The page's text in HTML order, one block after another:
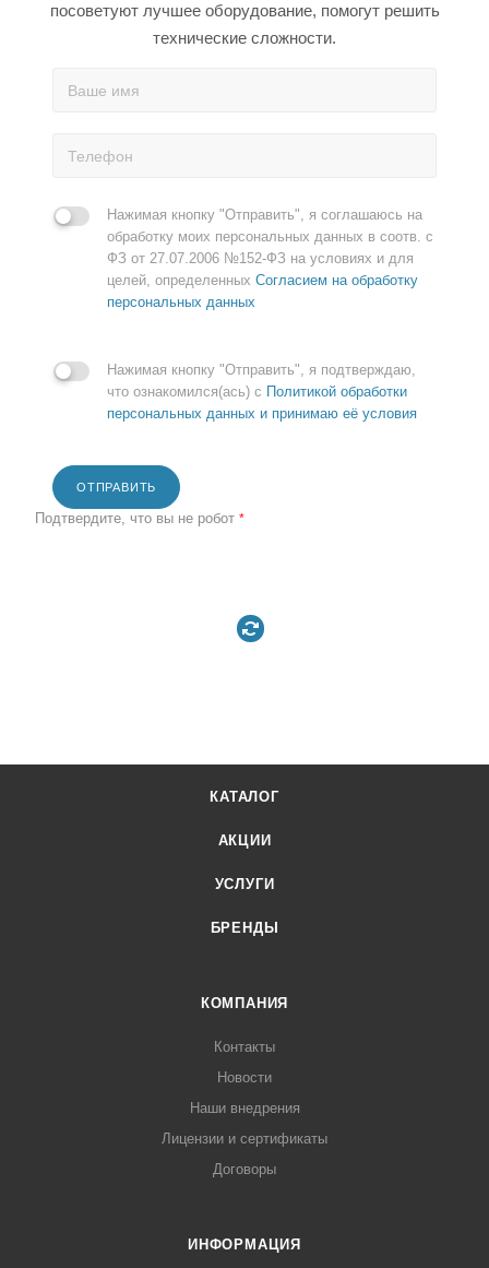
посоветуют лучшее оборудование, помогут решить
технические сложности.
Нажимая кнопку "Отправить", я соглашаюсь на
обработку моих персональных данных в соотв. с
ФЗ от 27.07.2006 №152-ФЗ на условиях и для
целей, определенных Согласием на обработку
персональных данных
Нажимая кнопку "Отправить", я подтверждаю,
что ознакомился(ась) с Политикой обработки
персональных данных и принимаю её условия
ОТПРАВИТЬ
Подтвердите, что вы не робот *
КАТАЛОГ
АКЦИИ
УСЛУГИ
БРЕНДЫ
КОМПАНИЯ
Контакты
Новости
Наши внедрения
Лицензии и сертификаты
Договоры
ИНФОРМАЦИЯ